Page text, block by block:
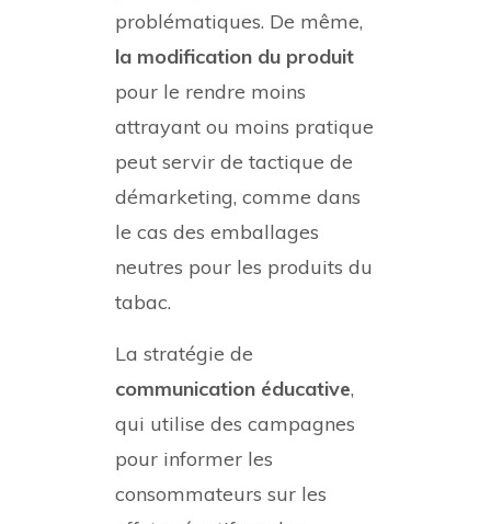
problématiques. De même,
la modification du produit
pour le rendre moins
attrayant ou moins pratique
peut servir de tactique de
démarketing, comme dans
le cas des emballages
neutres pour les produits du
tabac.
La stratégie de
communication éducative,
qui utilise des campagnes
pour informer les
consommateurs sur les